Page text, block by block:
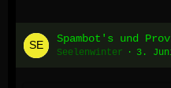
Spambot's und
Seelenwinter 3.